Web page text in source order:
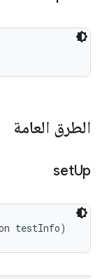
الطرق العامة
setUp
testInfo)